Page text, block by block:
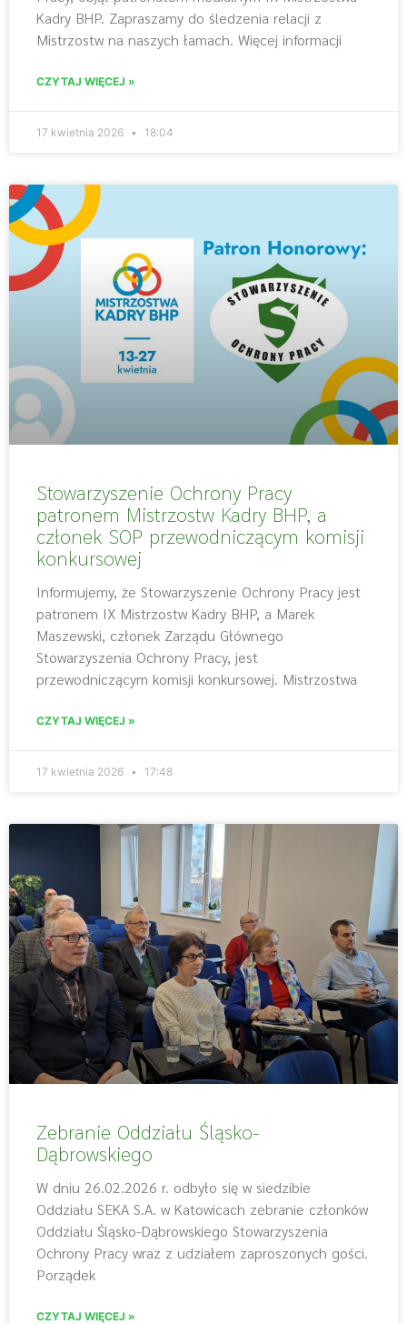
Kadry BHP. Zapraszamy do śledzenia relacji z
Mistrzostw na naszych łamach. Więcej informacji
CZYTAJ WIĘCEJ »
17 kwietnia 2026 18:04
Stowarzyszenie Ochrony Pracy
patronem Mistrzostw Kadry BHP, a
członek SOP przewodniczącym komisji
konkursowej
Informujemy, że Stowarzyszenie Ochrony Pracy jest
patronem IX Mistrzostw Kadry BHP, a Marek
Maszewski, członek Zarządu Głównego
Stowarzyszenia Ochrony Pracy, jest
przewodniczącym komisji konkursowej. Mistrzostwa
CZYTAJ WIĘCEJ »
17 kwietnia 2026 17:48
Zebranie Oddziału Śląsko-
Dąbrowskiego
W dniu 26.02.2026 r. odbyło się w siedzibie
Oddziału SEKA S.A. w Katowicach zebranie członków
Oddziału Śląsko-Dąbrowskiego Stowarzyszenia
Ochrony Pracy wraz z udziałem zaproszonych gości.
Porządek
CZYTAJ WIĘCEJ »